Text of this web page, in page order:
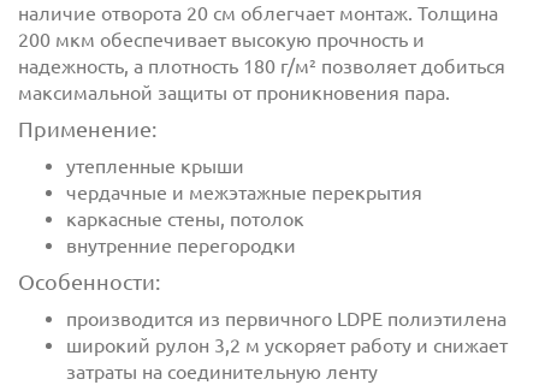
сполитикой обработки персональных данных
ознакомлен(-а) и даюсогласиена обработку
и даю согласие
наличие отворота 20 см облегчает монтаж. Толщина
200 мкм обеспечивает высокую прочность и
надежность, а плотность 180 г/м² позволяет добиться
максимальной защиты от проникновения пара.
Применение:
утепленные крыши
чердачные и межэтажные перекрытия
каркасные стены, потолок
внутренние перегородки
Особенности:
производится из первичного LDPE полиэтилена
широкий рулон 3,2 м ускоряет работу и снижает
затраты на соединительную ленту